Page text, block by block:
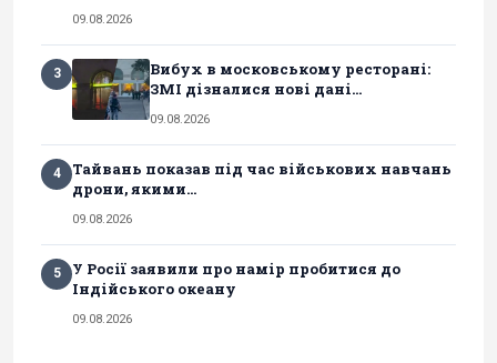
09.08.2026
3
Вибух в московському ресторані:
ЗМІ дізналися нові дані...
09.08.2026
4
Тайвань показав під час військових навчань
дрони, якими...
09.08.2026
5
У Росії заявили про намір пробитися до
Індійського океану
09.08.2026